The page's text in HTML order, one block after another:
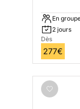
En
2 jours
Dès
277€